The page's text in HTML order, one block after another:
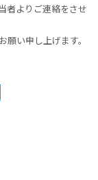
者よりご連絡をさせ
い申し上げます。